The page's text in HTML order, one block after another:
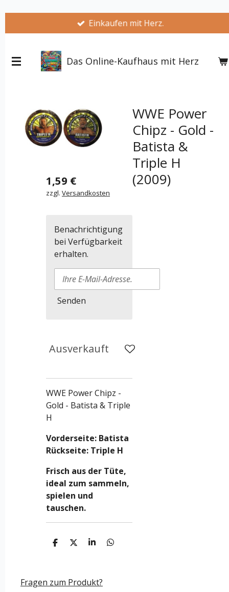
springen
Einkaufen mit Herz.
Das Online-Kaufhaus mit Herz
WWE Power
Chipz - Gold -
Batista &
Triple H
(2009)
1,59 €
zzgl. Versandkosten
Benachrichtigung
bei Verfügbarkeit
erhalten.
Senden
Ausverkauft
WWE Power Chipz -
Gold - Batista & Triple
H
Vorderseite: Batista
Rückseite: Triple H
Frisch aus der Tüte,
ideal zum sammeln,
spielen und
tauschen.
T
n
T
n
T
e
n
T
Fragen zum Produkt?